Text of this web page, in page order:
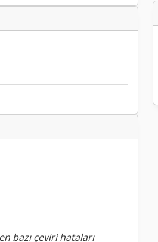
bazı çeviri hataları